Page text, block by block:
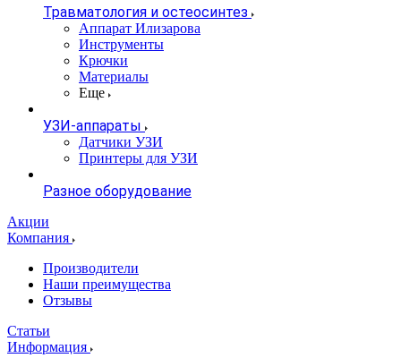
Травматология и остеосинтез
Аппарат Илизарова
Инструменты
Крючки
Материалы
Еще
УЗИ-аппараты
Датчики УЗИ
Принтеры для УЗИ
Разное оборудование
Акции
Компания
Производители
Наши преимущества
Отзывы
Статьи
Информация